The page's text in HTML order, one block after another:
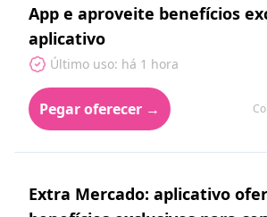
App e aproveite benefícios
aplicativo
Último uso: há 1 hora
Pegar oferecer →
Extra Mercado: aplicativo